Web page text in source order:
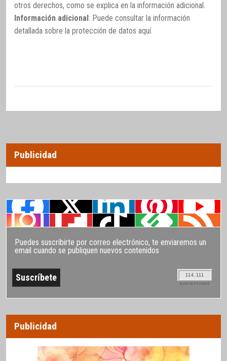
otros derechos, como se explica en la información adicional.
Información adicional: Puede consultar la información
detallada sobre la protección de datos aquí.
Publicidad
Puedes suscribirte por correo electrónico, te enviaremos un
email cuando se publiquen nuevos contenidos
114.111
SUSCRIPTORES
Publicidad